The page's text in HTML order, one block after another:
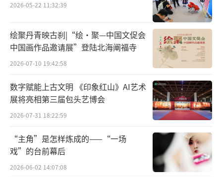
北京创荣时代艺术中心杨思齐:作为一个独
立艺术家,您是如何看待当代艺术和传统艺术之
间的关系?您认为传统艺术在当代社会中仍然具
有重要的地位和意义吗?
许振:这个道理很简单,没有传统就没有今
2026-05-22 11:32:39
绘聚丹青映古刹|“绘·聚—中国文促会
中国画作品邀请展”登陆北海阐福寺
2026-07-10 19:42:58
数字赋能上古文明 《印象红山》AI艺术
展将亮相第三届包头艺博会
2026-07-31 18:22:59
“主角”是怎样炼成的——“一场
戏”的台前幕后
2026-06-02 14:07:08